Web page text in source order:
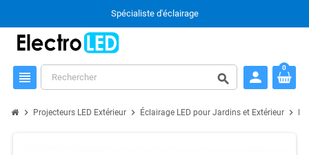
Spécialiste d'éclairage
view_headline search person
0
chevron_right Projecteurs LED Extérieur chevron_right Éclairage LED pour Jardins et Extérieur chevron_right